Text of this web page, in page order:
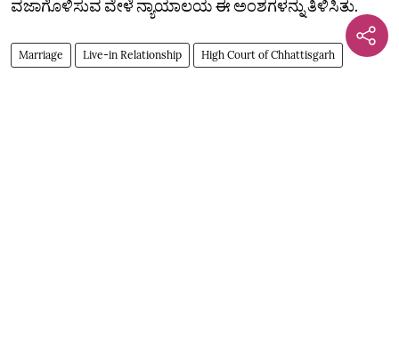
ವಜಾಗೊಳಿಸುವ ವೇಳೆ ನ್ಯಾಯಾಲಯ ಈ ಅಂಶಗಳನ್ನು ತಿಳಿಸಿತು.
Marriage Live-in Relationship High Court of Chhattisgarh